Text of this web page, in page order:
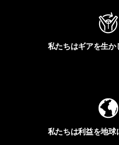
私たちはギアを生か
私たちは利益を地球